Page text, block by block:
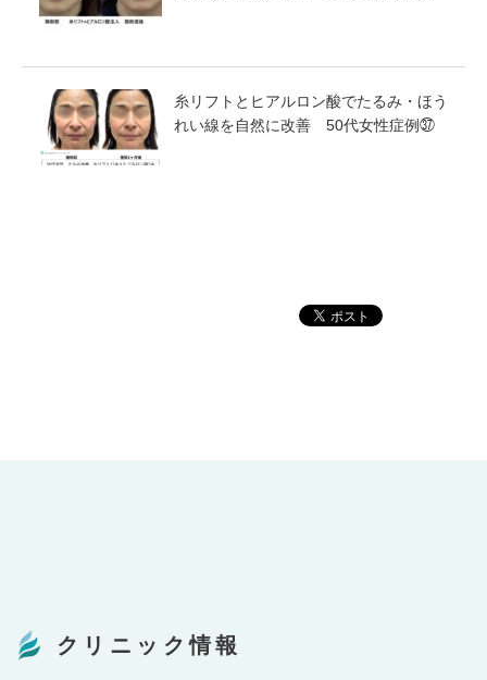
糸リフトとヒアルロン酸でたるみ・ほう
れい線を自然に改善 50代女性症例㊲
クリニック情報